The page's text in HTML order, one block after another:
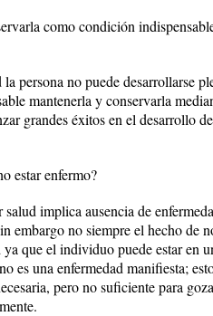
como condición
persona no puede desarrollarse
mantenerla y conservarla
grandes éxitos en el desarrollo
estar enfermo?
implica ausencia de
embargo no siempre el hecho de
que el individuo puede estar en
es una enfermedad manifiesta;
pero no suficiente para